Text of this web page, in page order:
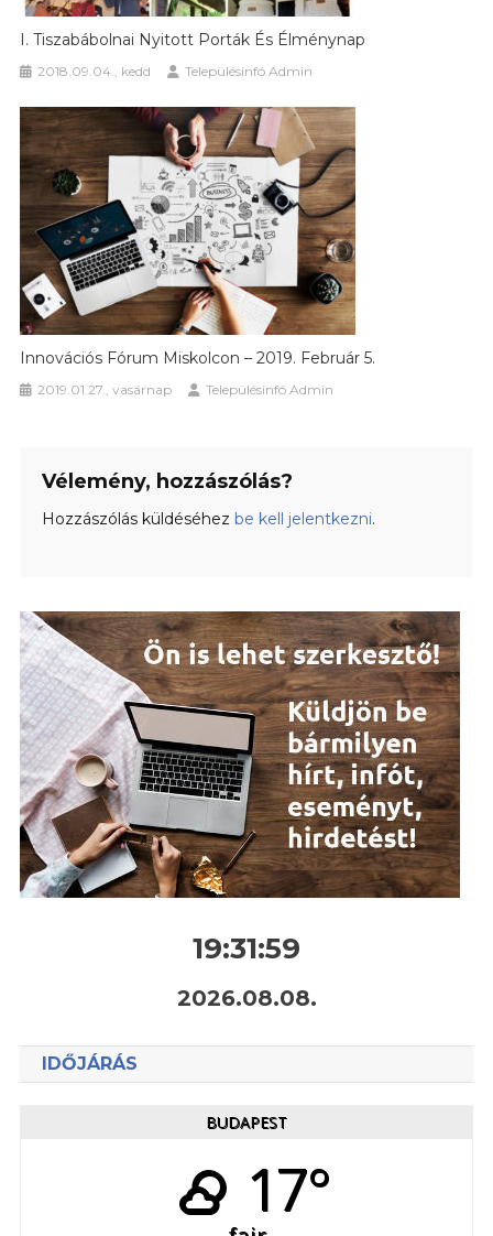
I. Tiszabábolnai Nyitott Porták És Élménynap
2018.09.04., kedd Településinfó Admin
Innovációs Fórum Miskolcon – 2019. Február 5.
2019.01.27., vasárnap Településinfó Admin
Vélemény, hozzászólás?
Hozzászólás küldéséhez be kell jelentkezni.
19:32:00
2026.08.08.
IDŐJÁRÁS
BUDAPEST
17°